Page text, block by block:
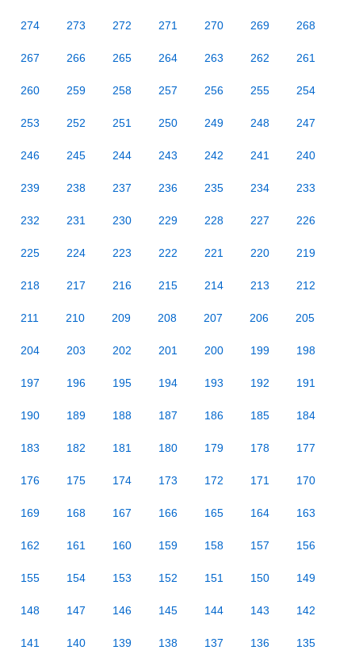
274 273 272 271 270 269 268
267 266 265 264 263 262 261
260 259 258 257 256 255 254
253 252 251 250 249 248 247
246 245 244 243 242 241 240
239 238 237 236 235 234 233
232 231 230 229 228 227 226
225 224 223 222 221 220 219
218 217 216 215 214 213 212
211 210 209 208 207 206 205
204 203 202 201 200 199 198
197 196 195 194 193 192 191
190 189 188 187 186 185 184
183 182 181 180 179 178 177
176 175 174 173 172 171 170
169 168 167 166 165 164 163
162 161 160 159 158 157 156
155 154 153 152 151 150 149
148 147 146 145 144 143 142
141 140 139 138 137 136 135